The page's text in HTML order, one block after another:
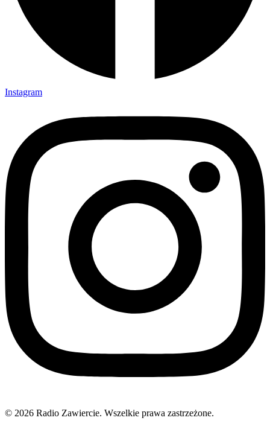
Instagram
© 2026 Radio Zawiercie. Wszelkie prawa zastrzeżone.